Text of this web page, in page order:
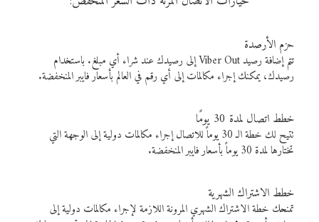
حزم الأرصدة
تتم إضافة رصيد Viber Out إلى رصيدك عند شراء أي مبلغ. باستخدام
رصيدك، يمكنك إجراء مكالمات إلى أي رقم في العالم بأسعار فايبر المنخفضة.
خطط اتصال لمدة 30 يومًا
تتيح لك خطة الـ 30 يوماً للاتصال إجراء مكالمات دولية إلى الوجهة التي
تختارها لمدة 30 يوماً بأسعار فايبر المنخفضة.
خطط الاشتراك الشهرية
تمنحك خطة الاشتراك الشهري المرونة اللازمة لإجراء مكالمات دولية إلى